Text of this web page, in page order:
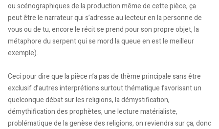
ou scénographiques de la production même de cette pièce, ça
peut être le narrateur qui s’adresse au lecteur en la personne de
vous ou de tu, encore le récit se prend pour son propre objet, la
métaphore du serpent qui se mord la queue en est le meilleur
exemple).
Ceci pour dire que la pièce n’a pas de thème principale sans être
exclusif d’autres interprétions surtout thématique favorisant un
quelconque débat sur les religions, la démystification,
démythification des prophètes, une lecture matérialiste,
problématique de la genèse des religions, on reviendra sur ça, donc